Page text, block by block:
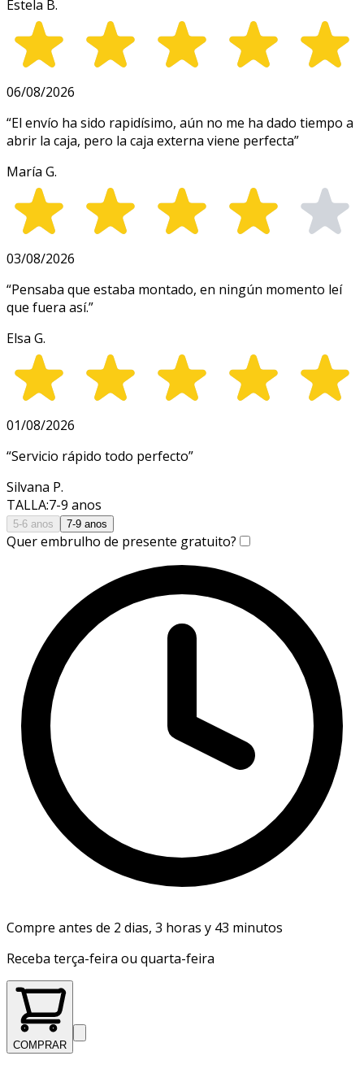
Estela B.
06/08/2026
“El envío ha sido rapidísimo, aún no me ha dado tiempo a
abrir la caja, pero la caja externa viene perfecta”
María G.
03/08/2026
“Pensaba que estaba montado, en ningún momento leí
que fuera así.”
Elsa G.
01/08/2026
“Servicio rápido todo perfecto”
Silvana P.
TALLA:7-9 anos
5-6 anos 7-9 anos
Quer embrulho de presente gratuito?
Compre antes de 2 dias, 3 horas y 43 minutos
Receba terça-feira ou quarta-feira
COMPRAR